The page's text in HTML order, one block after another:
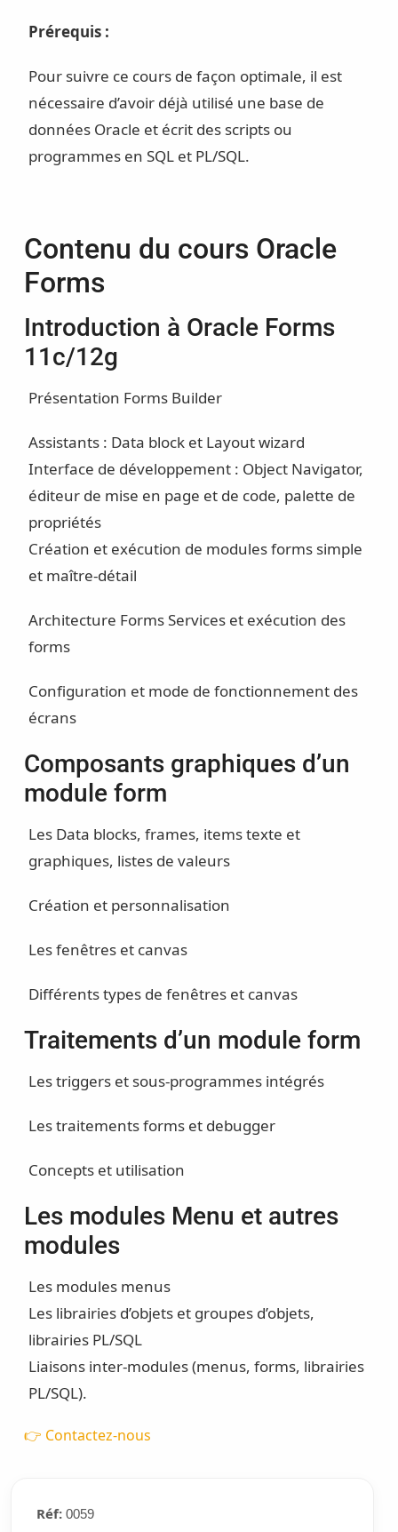
Prérequis :
Pour suivre ce cours de façon optimale, il est
nécessaire d’avoir déjà utilisé une base de
données Oracle et écrit des scripts ou
programmes en SQL et PL/SQL.
Contenu du cours Oracle
Forms
Introduction à Oracle Forms
11c/12g
Présentation Forms Builder
Assistants : Data block et Layout wizard
Interface de développement : Object Navigator,
éditeur de mise en page et de code, palette de
propriétés
Création et exécution de modules forms simple
et maître-détail
Architecture Forms Services et exécution des
forms
Configuration et mode de fonctionnement des
écrans
Composants graphiques d’un
module form
Les Data blocks, frames, items texte et
graphiques, listes de valeurs
Création et personnalisation
Les fenêtres et canvas
Différents types de fenêtres et canvas
Traitements d’un module form
Les triggers et sous-programmes intégrés
Les traitements forms et debugger
Concepts et utilisation
Les modules Menu et autres
modules
Les modules menus
Les librairies d’objets et groupes d’objets,
librairies PL/SQL
Liaisons inter-modules (menus, forms, librairies
PL/SQL).
👉 Contactez-nous
Réf:0059